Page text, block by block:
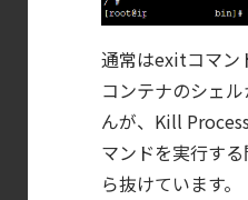
通常はexitコマン
コンテナのシェ
んが、Kill
マンドを実行す
ら抜けています。